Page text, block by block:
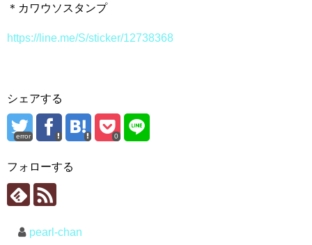
＊カワウソスタンプ
https://line.me/S/sticker/12738368
シェアする
error 0
フォローする
pearl-chan